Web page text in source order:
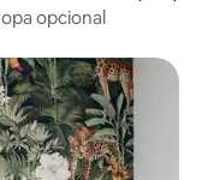
opcional